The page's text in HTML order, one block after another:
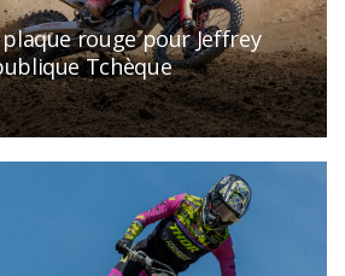
rouge pour Jeffrey
Tchèque